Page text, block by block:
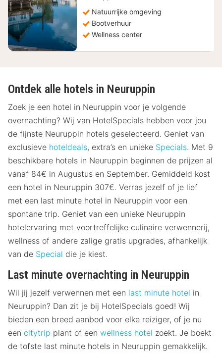
Natuurrijke omgeving
Bootverhuur
Wellness center
Ontdek alle hotels in Neuruppin
Zoek je een hotel in Neuruppin voor je volgende
overnachting? Wij van HotelSpecials hebben voor jou
de fijnste Neuruppin hotels geselecteerd. Geniet van
exclusieve hoteldeals, extra’s en unieke Specials. Met 9
beschikbare hotels in Neuruppin beginnen de prijzen al
vanaf 84€ in Augustus en September. Gemiddeld kost
een hotel in Neuruppin 307€. Verras jezelf of je lief
met een last minute hotel in Neuruppin voor een
spontane trip. Geniet van een unieke Neuruppin
hotelervaring met voortreffelijke culinaire verwennerij,
wellness of andere zalige gratis upgrades, afhankelijk
van de Special die je kiest.
Last minute overnachting in Neuruppin
Wil jij jezelf verwennen met een last minute hotel in
Neuruppin? Dan zit je bij HotelSpecials goed! Wij
bieden een breed aanbod voor elke reiziger, of je nu
een citytrip plant of een wellness hotel zoekt. Je boekt
de tofste last minute hotels in Neuruppin gemakkelijk.